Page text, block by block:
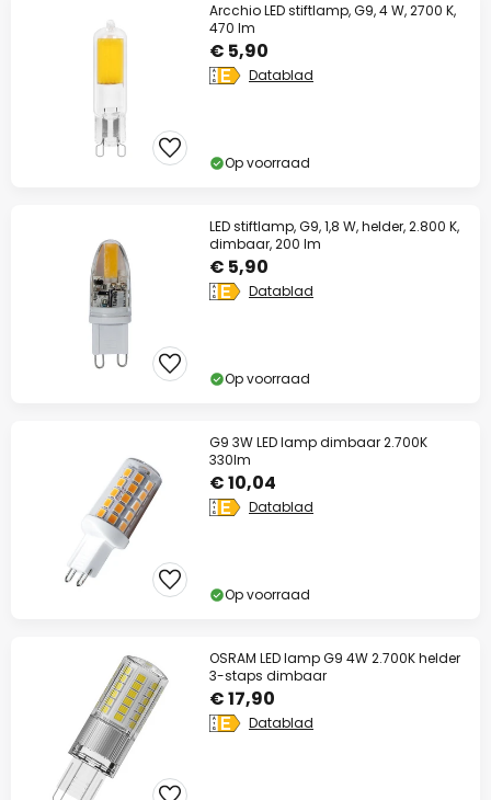
Arcchio LED stiftlamp, G9, 4 W, 2700 K,
470 lm
€ 5,90
Datablad
Op voorraad
LED stiftlamp, G9, 1,8 W, helder, 2.800 K,
dimbaar, 200 lm
€ 5,90
Datablad
Op voorraad
G9 3W LED lamp dimbaar 2.700K
330lm
€ 10,04
Datablad
Op voorraad
OSRAM LED lamp G9 4W 2.700K helder
3-staps dimbaar
€ 17,90
Datablad